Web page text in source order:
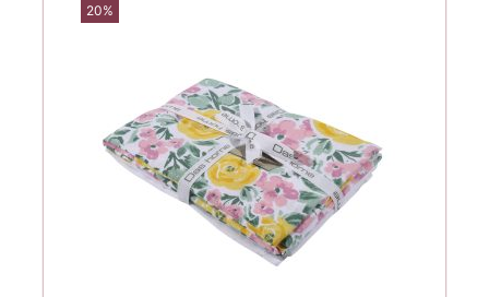
20%